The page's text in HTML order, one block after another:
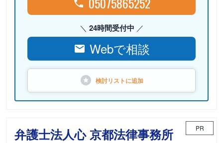
24時間受付中
Webで相談
検討リストに追加
弁護士法人心 京都法律事務所 PR